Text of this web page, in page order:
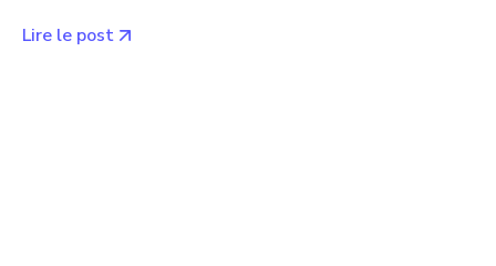
Lire le post